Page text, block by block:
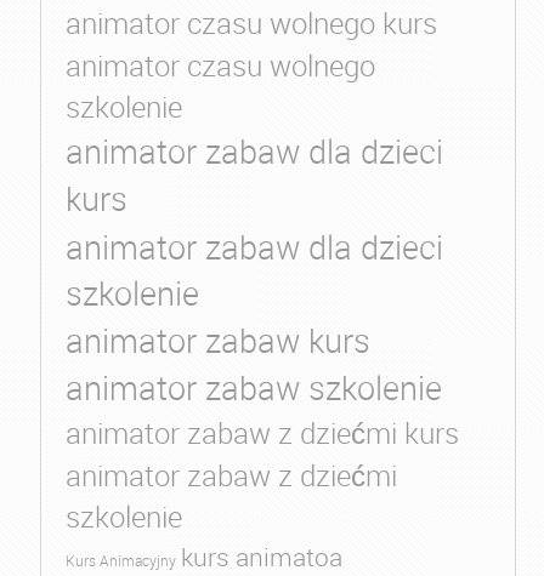
animator czasu wolnego kurs
animator czasu wolnego
szkolenie
animator zabaw dla dzieci
kurs
animator zabaw dla dzieci
szkolenie
animator zabaw kurs
animator zabaw szkolenie
animator zabaw z dziećmi kurs
animator zabaw z dziećmi
szkolenie
Kurs Animacyjny kurs animatoa